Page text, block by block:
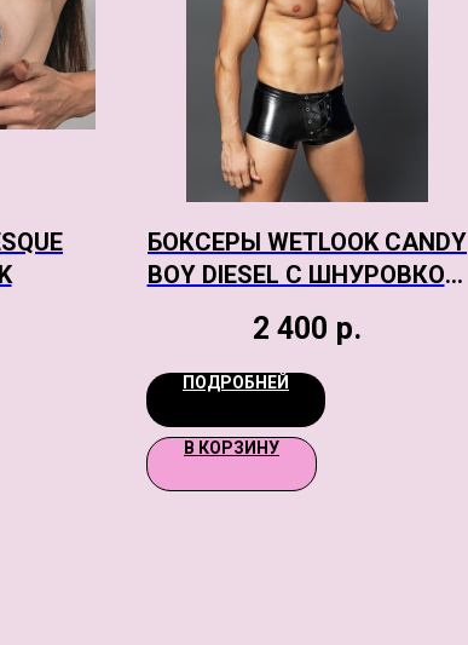
БОКСЕРЫ WETLOOK CANDY
BOY DIESEL С ШНУРОВКОЙ,
2 400 р.
ПОДРОБНЕЙ
В КОРЗИНУ